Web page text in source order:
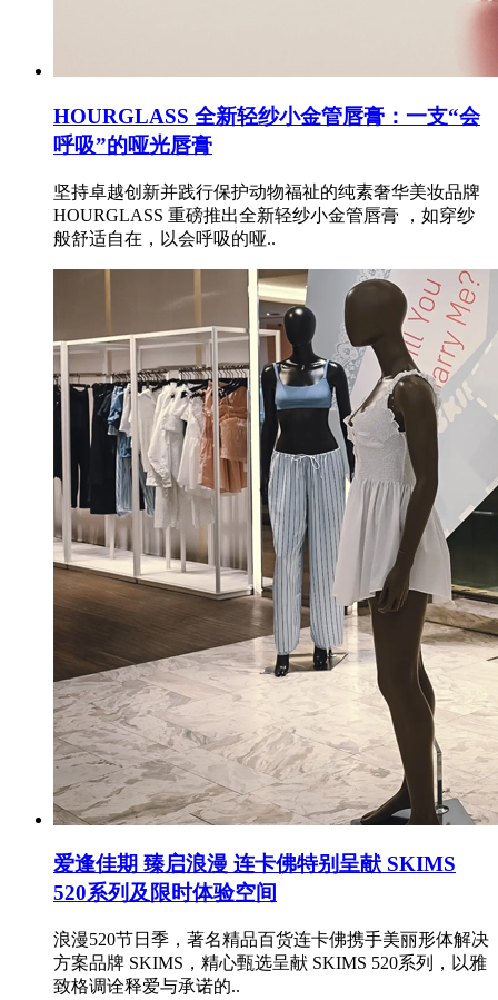
HOURGLASS 全新轻纱小金管唇膏：一支“会
呼吸”的哑光唇膏
坚持卓越创新并践行保护动物福祉的纯素奢华美妆品牌
HOURGLASS 重磅推出全新轻纱小金管唇膏 ，如穿纱
般舒适自在，以会呼吸的哑..
爱逢佳期 臻启浪漫 连卡佛特别呈献 SKIMS
520系列及限时体验空间
浪漫520节日季，著名精品百货连卡佛携手美丽形体解决
方案品牌 SKIMS，精心甄选呈献 SKIMS 520系列，以雅
致格调诠释爱与承诺的..